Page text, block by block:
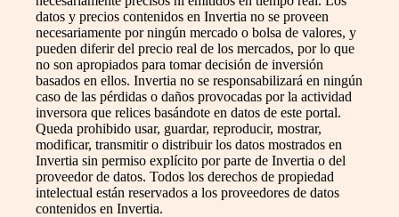
datos y precios contenidos en Invertia no se proveen
necesariamente por ningún mercado o bolsa de valores, y
pueden diferir del precio real de los mercados, por lo que
no son apropiados para tomar decisión de inversión
basados en ellos. Invertia no se responsabilizará en ningún
caso de las pérdidas o daños provocadas por la actividad
inversora que relices basándote en datos de este portal.
Queda prohibido usar, guardar, reproducir, mostrar,
modificar, transmitir o distribuir los datos mostrados en
Invertia sin permiso explícito por parte de Invertia o del
proveedor de datos. Todos los derechos de propiedad
intelectual están reservados a los proveedores de datos
contenidos en Invertia.